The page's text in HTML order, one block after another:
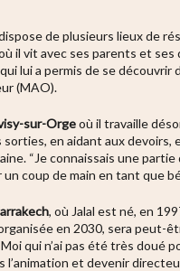
de plusieurs lieux de
il vit avec ses parents et
lui a permis de se
(MAO).
sur-Orgeoù il travaille
sorties, en aidant aux
“Je connaissais une
coup de main en tant que
, où Jalal est né, en
en 2030, sera peut-
qui n’ai pas été très doué
et devenir directeur